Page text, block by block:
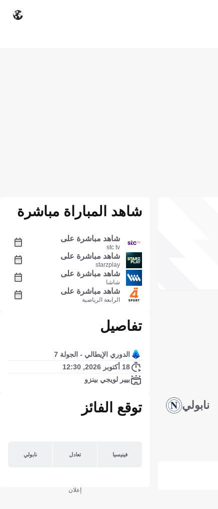
نابولي
شاهد المباراة مباشرة
شاهد مباشرة على
stc tv
شاهد مباشرة على
starzplay
شاهد مباشرة على
شاشا
شاهد مباشرة على
الرابعة الرياضية
تفاصيل
الدوري الإيطالي - الجولة 7
18 أكتوبر 2026, 12:30
بيير لويجي بينزو
توقع الفائز
فينيسيا تعادل نابولي
إعلان